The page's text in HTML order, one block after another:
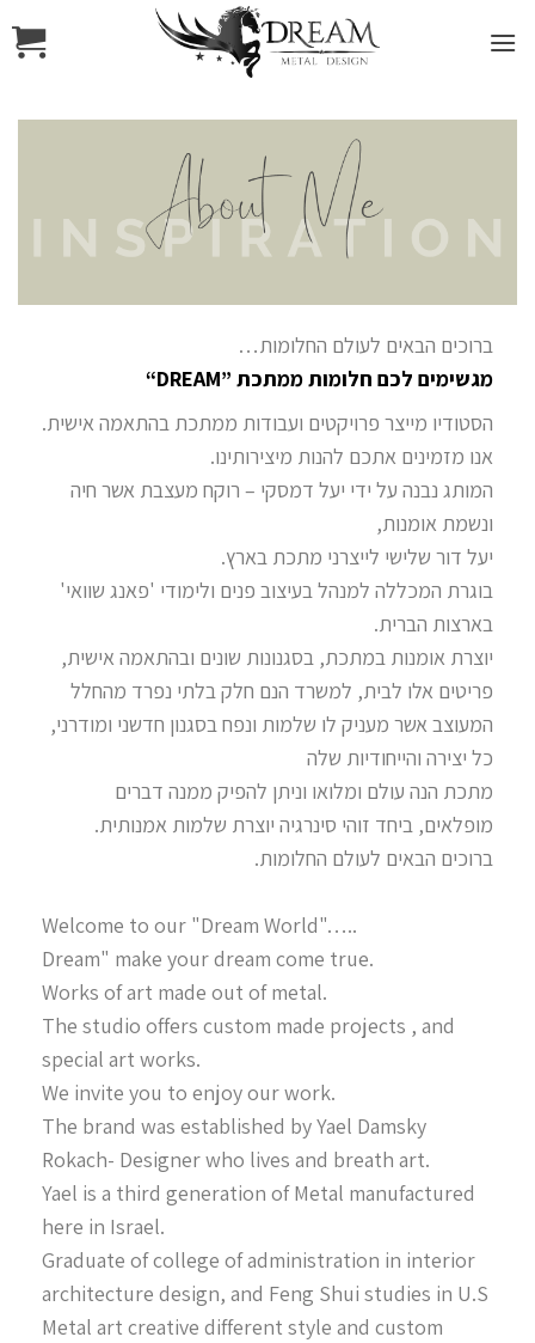
ברוכים הבאים לעולם החלומות…
מגשימים לכם חלומות ממתכת ”DREAM“
הסטודיו מייצר פרויקטים ועבודות ממתכת בהתאמה אישית.
אנו מזמינים אתכם להנות מיצירותינו.
המותג נבנה על ידי יעל דמסקי – רוקח מעצבת אשר חיה
ונשמת אומנות,
יעל דור שלישי לייצרני מתכת בארץ.
בוגרת המכללה למנהל בעיצוב פנים ולימודי 'פאנג שוואי'
בארצות הברית.
יוצרת אומנות במתכת, בסגנונות שונים ובהתאמה אישית,
פריטים אלו לבית, למשרד הנם חלק בלתי נפרד מהחלל
המעוצב אשר מעניק לו שלמות ונפח בסגנון חדשני ומודרני,
כל יצירה והייחודיות שלה
מתכת הנה עולם ומלואו וניתן להפיק ממנה דברים
מופלאים, ביחד זוהי סינרגיה יוצרת שלמות אמנותית.
ברוכים הבאים לעולם החלומות.
Welcome to our "Dream World"…..
Dream" make your dream come true.
Works of art made out of metal.
The studio offers custom made projects , and
special art works.
We invite you to enjoy our work.
The brand was established by Yael Damsky
Rokach- Designer who lives and breath art.
Yael is a third generation of Metal manufactured
here in Israel.
Graduate of college of administration in interior
architecture design, and Feng Shui studies in U.S
Metal art creative different style and custom